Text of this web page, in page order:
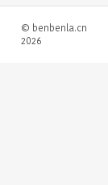
© benbenla.cn
2026